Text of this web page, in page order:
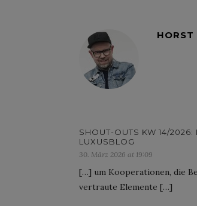
HORST
SHOUT-OUTS KW 14/
LUXUSBLOG
30. März 2026 at 19:09
[…] um Kooperationen, die
vertraute Elemente […]